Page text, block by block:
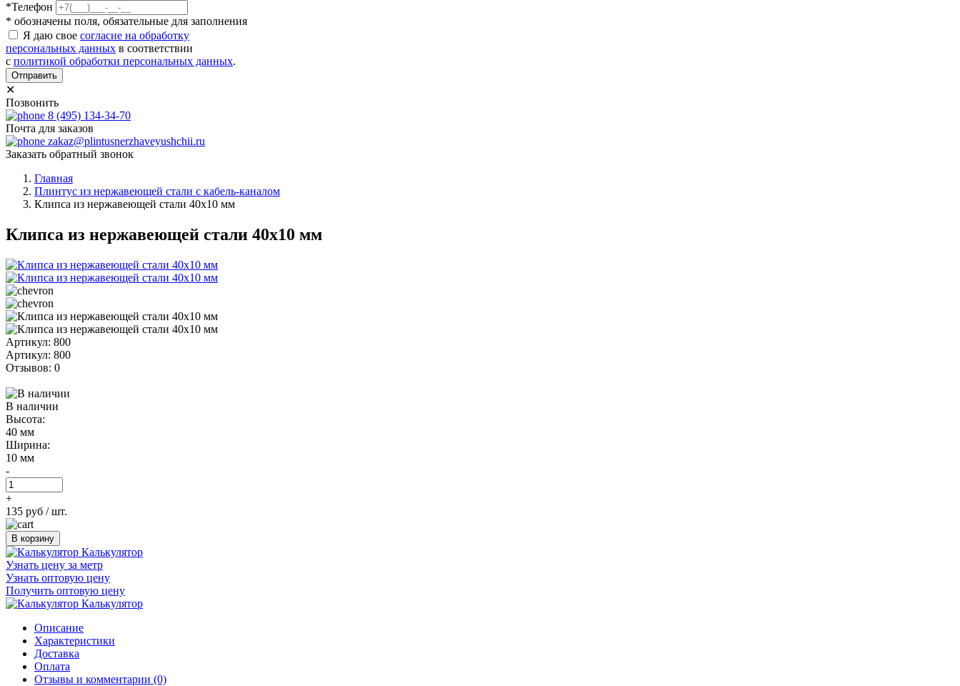
*Телефон
* обозначены поля, обязательные для заполнения
Я даю свое согласие на обработку
персональных данных в соответствии
с политикой обработки персональных данных.
Отправить
✕
Позвонить
8 (495) 134-34-70
Почта для заказов
zakaz@plintusnerzhaveyushchii.ru
Заказать обратный звонок
Главная
Плинтус из нержавеющей стали с кабель-каналом
Клипса из нержавеющей стали 40х10 мм
Клипса из нержавеющей стали 40х10 мм
Артикул: 800
Артикул: 800
Отзывов: 0
В наличии
Высота:
40 мм
Ширина:
10 мм
-
+
135 руб / шт.
В корзину
Калькулятор
Узнать цену за метр
Узнать оптовую цену
Получить оптовую цену
Калькулятор
Описание
Характеристики
Доставка
Оплата
Отзывы и комментарии (0)